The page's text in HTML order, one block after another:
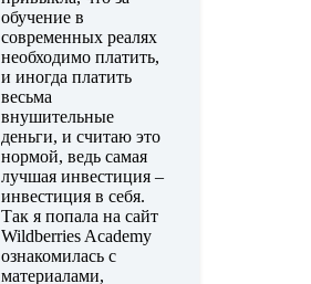
обучение в
современных реалях
необходимо платить,
и иногда платить
весьма
внушительные
деньги, и считаю это
нормой, ведь самая
лучшая инвестиция –
инвестиция в себя.
Так я попала на сайт
Wildberries Academy
ознакомилась с
материалами,